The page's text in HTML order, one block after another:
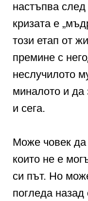
настъпва
кризата е
този етап от
премине с
неслучилото
миналото и да
и сега.
Може човек да
които не е
си път. Но
погледа